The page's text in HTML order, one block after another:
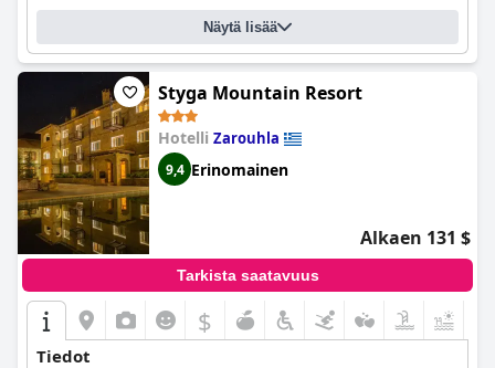
Näytä lisää
Styga Mountain Resort
Hotelli Zarouhla
9,4 Erinomainen
Alkaen 131 $
Tarkista saatavuus
$
Tiedot